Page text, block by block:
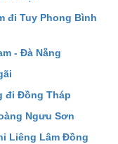
đi Tuy Phong Bình
- Đà Nẵng
đi Đồng Tháp
Ngưu Sơn
Liêng Lâm Đồng